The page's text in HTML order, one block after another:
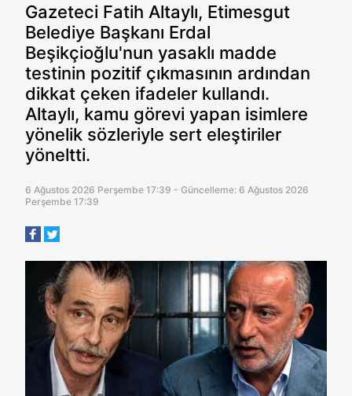
Gazeteci Fatih Altaylı, Etimesgut
Belediye Başkanı Erdal
Beşikçioğlu'nun yasaklı madde
testinin pozitif çıkmasının ardından
dikkat çeken ifadeler kullandı.
Altaylı, kamu görevi yapan isimlere
yönelik sözleriyle sert eleştiriler
yöneltti.
6 Ağustos 2026 Perşembe 17:39 - Güncelleme: 6 Ağustos 2026
Perşembe 17:39